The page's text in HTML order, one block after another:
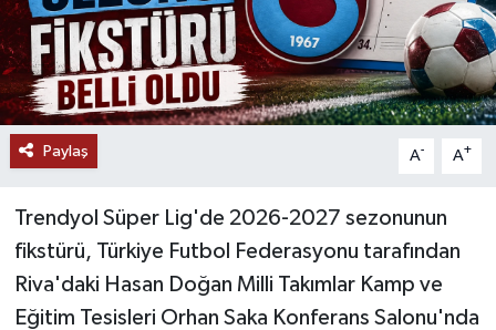
Paylaş A- A+
Trendyol Süper Lig'de 2026-2027 sezonunun
fikstürü, Türkiye Futbol Federasyonu tarafından
Riva'daki Hasan Doğan Milli Takımlar Kamp ve
Eğitim Tesisleri Orhan Saka Konferans Salonu'nda